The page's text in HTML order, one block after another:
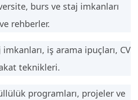
burs ve staj imkanları
rehberler.
iş arama ipuçları, CV
teknikleri.
programları, projeler ve